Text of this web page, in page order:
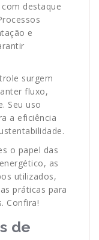
destaque
e
surgem
fluxo,
Seu uso
a eficiência
o papel das
as
utilizados,
práticas para
Confira!
de